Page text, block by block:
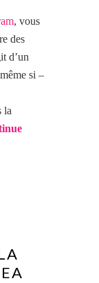
, vous
des
d’un
si –
la